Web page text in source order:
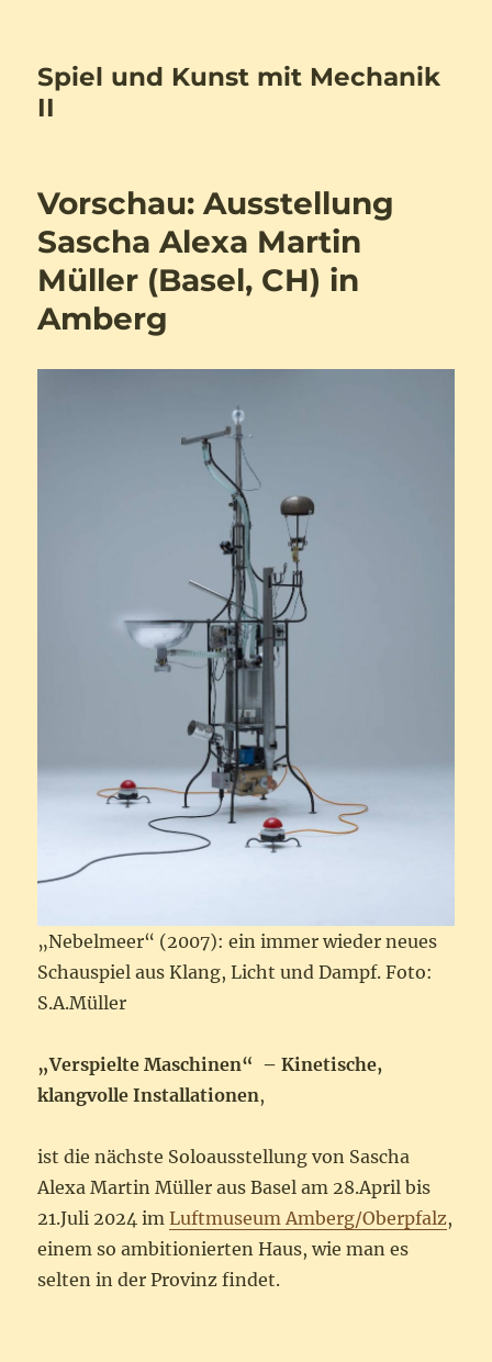
Spiel und Kunst mit Mechanik
II
Vorschau: Ausstellung
Sascha Alexa Martin
Müller (Basel, CH) in
Amberg
„Nebelmeer“ (2007): ein immer wieder neues
Schauspiel aus Klang, Licht und Dampf. Foto:
S.A.Müller
„Verspielte Maschinen“ – Kinetische,
klangvolle Installationen,
ist die nächste Soloausstellung von Sascha
Alexa Martin Müller aus Basel am 28.April bis
21.Juli 2024 imLuftmuseum Amberg/Oberpfalz,
einem so ambitionierten Haus, wie man es
selten in der Provinz findet.